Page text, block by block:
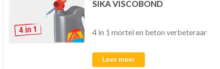
SIKA VISCOBOND
4 in 1 mortel en beton verbeteraar
Lees meer